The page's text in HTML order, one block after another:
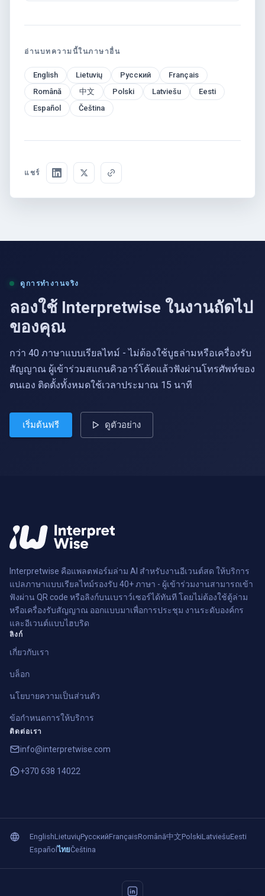
อ่านบทความนี้ในภาษาอื่น
English Lietuvių Русский
Français
Română
中文 Polski Latviešu
Eesti
Español
Čeština
แชร์
ดูการทำงานจริง
ลองใช้ Interpretwise ในงานถัดไป
ของคุณ
กว่า 40 ภาษาแบบเรียลไทม์ - ไม่ต้องใช้บูธล่ามหรือเครื่องรับ
สัญญาณ ผู้เข้าร่วมสแกนคิวอาร์โค้ดแล้วฟังผ่านโทรศัพท์ของ
ตนเอง ติดตั้งทั้งหมดใช้เวลาประมาณ 15 นาที
เริ่มต้นฟรี ดูตัวอย่าง
Interpretwise คือแพลตฟอร์มล่าม AI สำหรับงานอีเวนต์สด ให้บริการ
แปลภาษาแบบเรียลไทม์รองรับ 40+ ภาษา - ผู้เข้าร่วมงานสามารถเข้า
ฟังผ่าน QR code หรือลิงก์บนเบราว์เซอร์ได้ทันที โดยไม่ต้องใช้ตู้ล่าม
หรือเครื่องรับสัญญาณ ออกแบบมาเพื่อการประชุม งานระดับองค์กร
และอีเวนต์แบบไฮบริด
ลิงก์
เกี่ยวกับเรา
บล็อก
นโยบายความเป็นส่วนตัว
ข้อกำหนดการให้บริการ
ติดต่อเรา
info@interpretwise.com
+370 638 14022
EnglishLietuviųРусскийFrançaisRomână中文PolskiLatviešuEesti
EspañolไทยČeština